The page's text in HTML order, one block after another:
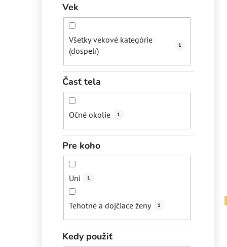
Vek
Všetky vekové kategórie
(dospelí)
1
Časť tela
Očné okolie 1
Pre koho
Uni 1
Tehotné a dojčiace ženy 1
Kedy použiť